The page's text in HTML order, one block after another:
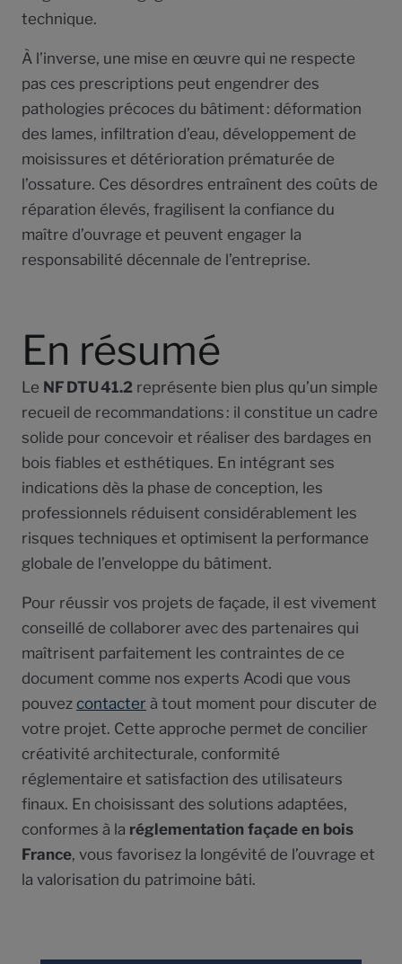
technique.
À l’inverse, une mise en œuvre qui ne respecte
pas ces prescriptions peut engendrer des
pathologies précoces du bâtiment : déformation
des lames, infiltration d’eau, développement de
moisissures et détérioration prématurée de
l’ossature. Ces désordres entraînent des coûts de
réparation élevés, fragilisent la confiance du
maître d’ouvrage et peuvent engager la
responsabilité décennale de l’entreprise.
En résumé
Le NF DTU 41.2 représente bien plus qu’un simple
recueil de recommandations : il constitue un cadre
solide pour concevoir et réaliser des bardages en
bois fiables et esthétiques. En intégrant ses
indications dès la phase de conception, les
professionnels réduisent considérablement les
risques techniques et optimisent la performance
globale de l’enveloppe du bâtiment.
Pour réussir vos projets de façade, il est vivement
conseillé de collaborer avec des partenaires qui
maîtrisent parfaitement les contraintes de ce
document comme nos experts Acodi que vous
pouvez contacter à tout moment pour discuter de
votre projet. Cette approche permet de concilier
créativité architecturale, conformité
réglementaire et satisfaction des utilisateurs
finaux. En choisissant des solutions adaptées,
conformes à la réglementation façade en bois
France, vous favorisez la longévité de l’ouvrage et
la valorisation du patrimoine bâti.